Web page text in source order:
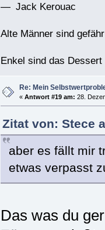
— Jack Kerouac
Alte Männer sind
Enkel sind das Dessert
Re: Mein
« Antwort #19 am: 28.
Zitat von: Stece
aber es fällt mir
etwas verpasst
Das was du